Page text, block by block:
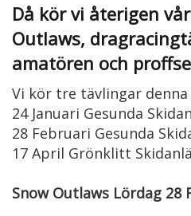
Då kör vi återigen
Outlaws,
amatören och
Vi kör tre tävlingar denna
24 Januari Gesunda
28 Februari Gesunda
17 April Grönklitt
Snow Outlaws Lördag 28